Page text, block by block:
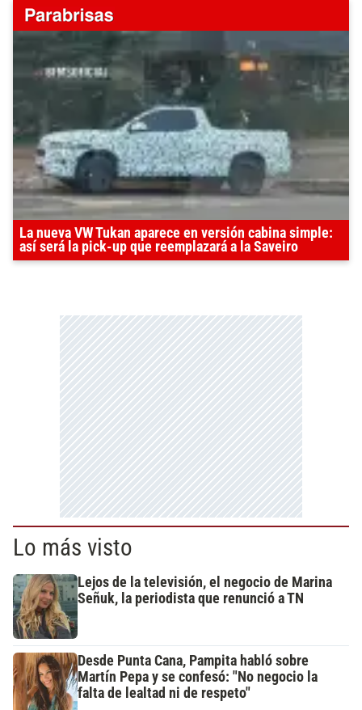
La nueva VW Tukan aparece en versión cabina simple:
así será la pick-up que reemplazará a la Saveiro
Lo más visto
Lejos de la televisión, el negocio de Marina
Señuk, la periodista que renunció a TN
Desde Punta Cana, Pampita habló sobre
Martín Pepa y se confesó: "No negocio la
falta de lealtad ni de respeto"